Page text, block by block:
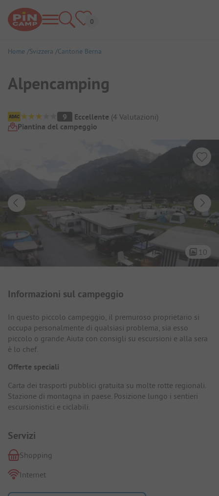
Home Svizzera Cantone Berna
Alpencamping
Panoramica del campeggio
9 Eccellente (4 Valutazioni)
Piantina del campeggio
10
Informazioni sul campeggio
In questo piccolo campeggio, il premuroso proprietario si
occupa personalmente di qualsiasi problema, sia esso
piccolo o grande. Aiuta con consigli su escursioni e alla sera
è lo chef.
Offerte speciali
Carta dei trasporti pubblici gratuita su molte rotte regionali.
Stazione di montagna in paese. Posizione lungo i sentieri
escursionistici e ciclabili.
Servizi
Shopping
Internet